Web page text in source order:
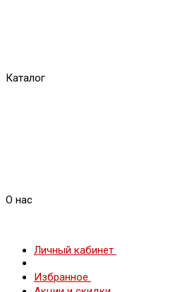
Каталог
О нас
Личный кабинет
Избранное